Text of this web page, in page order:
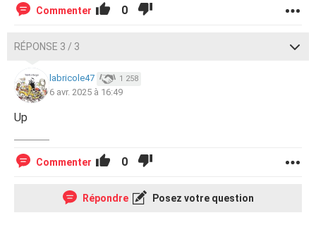
Commenter 0
RÉPONSE 3 / 3
labricole47 1 258
6 avr. 2025 à 16:49
Up
Commenter 0
Répondre Posez votre question